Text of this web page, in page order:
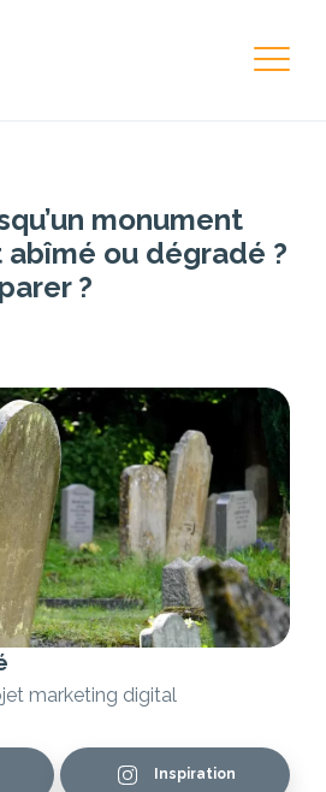
monument
ou dégradé ?
?
marketing digital
Inspiration